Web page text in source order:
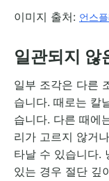
이미지 출처: 언스
일관되지 않
일부 조각은 다른
습니다. 때로는 칼
습니다. 다른 때에
리가 고르지 않거
타날 수 있습니다.
있는 경우 절단 깊